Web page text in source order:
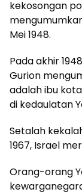
kekosongan
Mei 1948.
Pada akhir
Gurion
adalah ibu
di kedaulatan
Setalah
1967, Israel
Orang-orang